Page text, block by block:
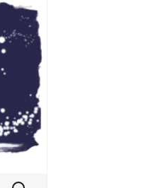
Buscar: